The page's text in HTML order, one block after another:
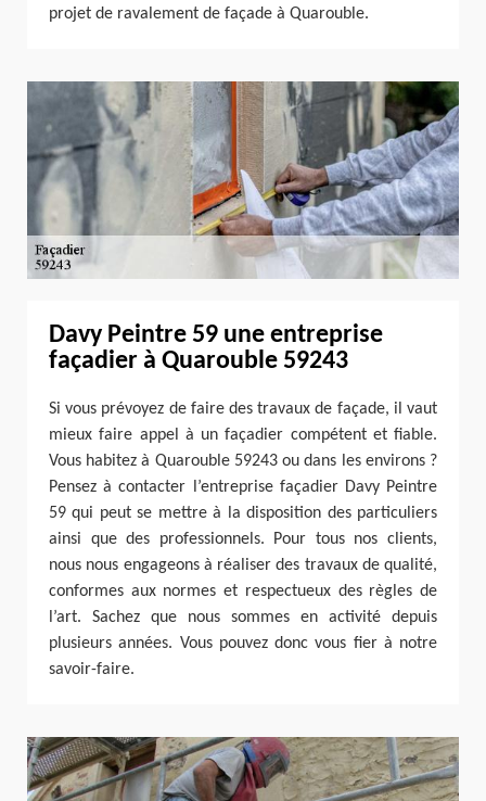
projet de ravalement de façade à Quarouble.
Davy Peintre 59 une entreprise
façadier à Quarouble 59243
Si vous prévoyez de faire des travaux de façade, il vaut
mieux faire appel à un façadier compétent et fiable.
Vous habitez à Quarouble 59243 ou dans les environs ?
Pensez à contacter l’entreprise façadier Davy Peintre
59 qui peut se mettre à la disposition des particuliers
ainsi que des professionnels. Pour tous nos clients,
nous nous engageons à réaliser des travaux de qualité,
conformes aux normes et respectueux des règles de
l’art. Sachez que nous sommes en activité depuis
plusieurs années. Vous pouvez donc vous fier à notre
savoir-faire.